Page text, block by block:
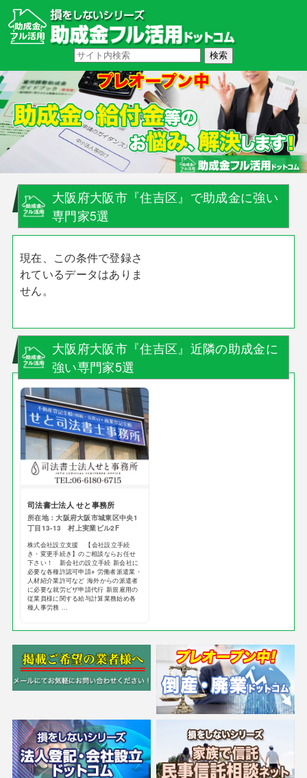
大阪府大阪市『住吉区』で助成金に強い
専門家5選
現在、この条件で登録さ
れているデータはありま
せん。
大阪府大阪市『住吉区』近隣の助成金に
強い専門家5選
司法書士法人 せと事務所
所在地：大阪府大阪市城東区中央1
丁目13-13 村上実業ビル2F
株式会社設立支援 【会社設立手続
き・変更手続き】のご相談ならお任せ
下さい！ 新会社の設立手続 新会社に
必要な各種許認可申請※ 労働者派遣業・
人材紹介業許可など 海外からの派遣者
に必要な就労ビザ申請代行 新規雇用の
従業員様に関する給与計算業務始め各
種人事労務 ...